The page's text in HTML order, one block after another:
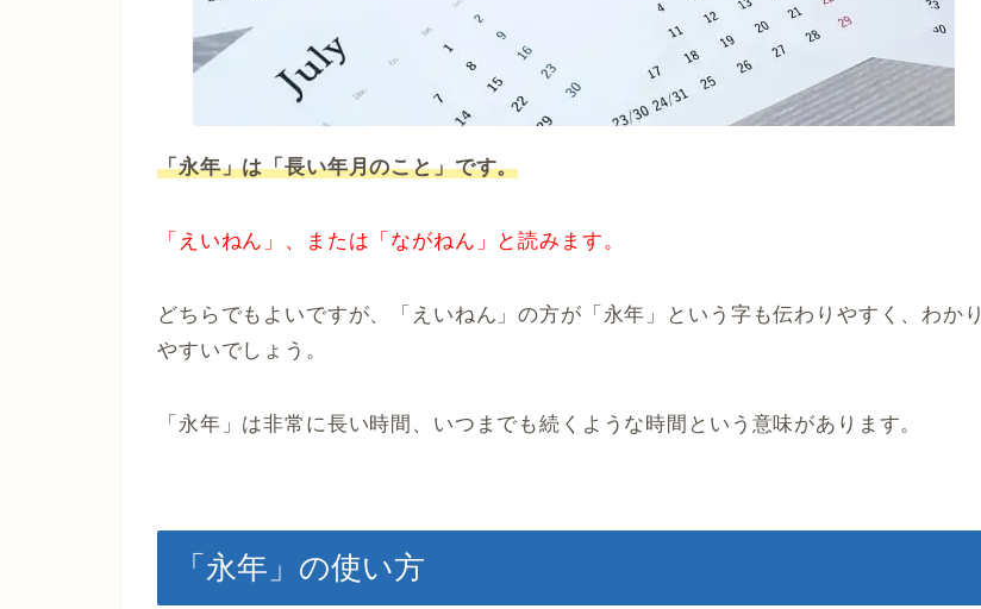
「永年」は「長い年月のこと」です。
「えいねん」、または「ながねん」と読みます。
どちらでもよいですが、「えいねん」の方が「永年」という字も伝わりやすく、わかり
やすいでしょう。
「永年」は非常に長い時間、いつまでも続くような時間という意味があります。
「永年」の使い方